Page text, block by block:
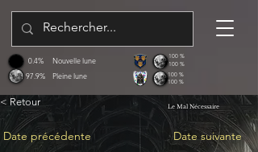
97.9%
0.4%
Pleine lune
Nouvelle lune
100 %
100 %
100 %
100 %
< Retour
Date précédente
Le Mal Nécessaire
Date suivante